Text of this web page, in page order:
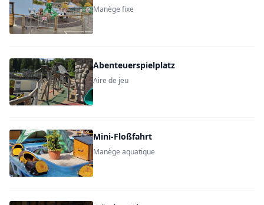
Manège fixe
Abenteuerspielplatz
Aire de jeu
Mini-Floßfahrt
Manège aquatique